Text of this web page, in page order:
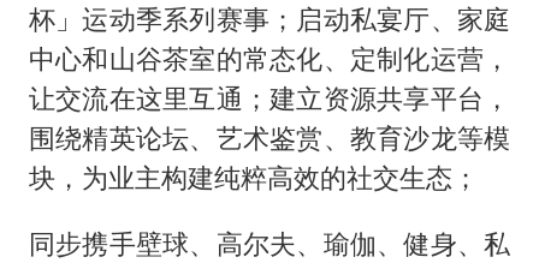
杯」运动季系列赛事；启动私宴厅、家庭
中心和山谷茶室的常态化、定制化运营，
让交流在这里互通；建立资源共享平台，
围绕精英论坛、艺术鉴赏、教育沙龙等模
块，为业主构建纯粹高效的社交生态；
同步携手壁球、高尔夫、瑜伽、健身、私